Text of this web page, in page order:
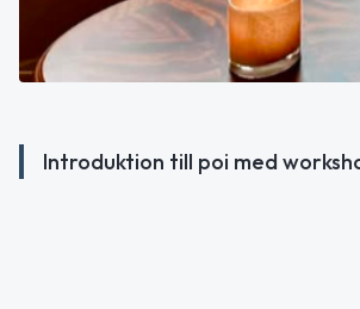
Introduktion till poi med